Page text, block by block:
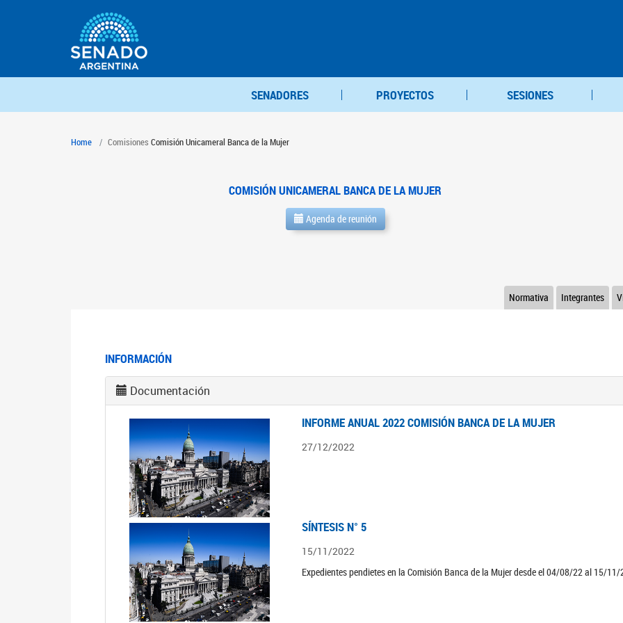
SENADORES PROYECTOS SESIONES
Home Comisiones Comisión Unicameral Banca de la Mujer
COMISIÓN UNICAMERAL BANCA DE LA MUJER
Agenda de reunión
Integrantes
Normativa
INFORMACIÓN
Documentación
INFORME ANUAL 2022 COMISIÓN BANCA DE LA MUJER
27/12/2022
SÍNTESIS N° 5
15/11/2022
Expedientes pendietes en la Comisión Banca de la Mujer desde el 04/08/22 al 15/